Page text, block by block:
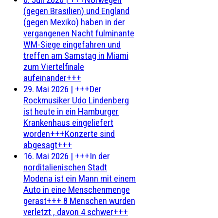
(gegen Brasilien) und England
(gegen Mexiko) haben in der
vergangenen Nacht fulminante
WM-Siege eingefahren und
treffen am Samstag in Miami
zum Viertelfinale
aufeinander+++
29. Mai 2026 | +++Der
Rockmusiker Udo Lindenberg
ist heute in ein Hamburger
Krankenhaus eingeliefert
worden+++Konzerte sind
abgesagt+++
16. Mai 2026 | +++In der
norditalienischen Stadt
Modena ist ein Mann mit einem
Auto in eine Menschenmenge
gerast+++ 8 Menschen wurden
verletzt , davon 4 schwer+++